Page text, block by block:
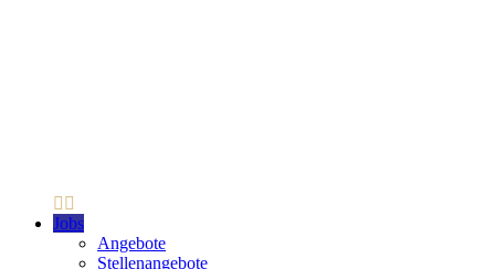
Jobs
Angebote
Stellenangebote